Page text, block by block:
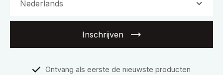
Inschrijven
Ontvang als eerste de nieuwste producten